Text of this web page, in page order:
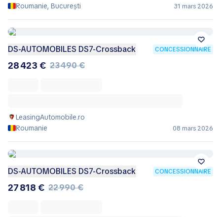
Roumanie, București
31 mars 2026
DS-AUTOMOBILES DS7-Crossback CONCESSIONNAIRE
28 423 € 23 490 €
LeasingAutomobile.ro
Roumanie
08 mars 2026
DS-AUTOMOBILES DS7-Crossback CONCESSIONNAIRE
27 818 € 22 990 €